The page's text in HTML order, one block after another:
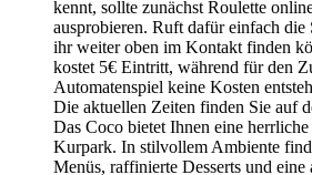
kennt, sollte zunächst Roulette
ausprobieren. Ruft dafür einfach
ihr weiter oben im Kontakt finden
kostet 5€ Eintritt, während für den
Automatenspiel keine Kosten
Die aktuellen Zeiten finden Sie auf
Das Coco bietet Ihnen eine
Kurpark. In stilvollem Ambiente
Menüs, raffinierte Desserts und eine